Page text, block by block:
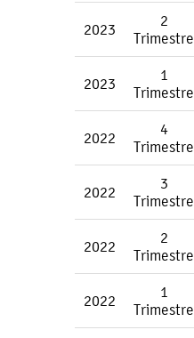
2023
2
Trimestre
2023
1
Trimestre
2022
4
Trimestre
2022
3
Trimestre
2022
2
Trimestre
2022
1
Trimestre